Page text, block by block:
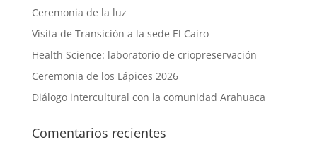
Ceremonia de la luz
Visita de Transición a la sede El Cairo
Health Science: laboratorio de criopreservación
Ceremonia de los Lápices 2026
Diálogo intercultural con la comunidad Arahuaca
Comentarios recientes